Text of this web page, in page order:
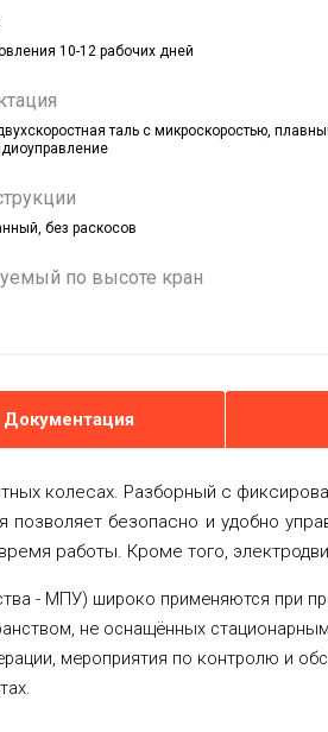
10-12 рабочих дней
таль с микроскоростью,
без раскосов
по высоте кран
Документация
колесах. Разборный с
безопасно и удобно
работы. Кроме того,
- МПУ) широко применяются при
не оснащённых
мероприятия по контролю и